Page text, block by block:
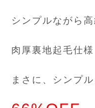
シンプルながら
肉厚裏地起毛仕様
まさに、シンプ